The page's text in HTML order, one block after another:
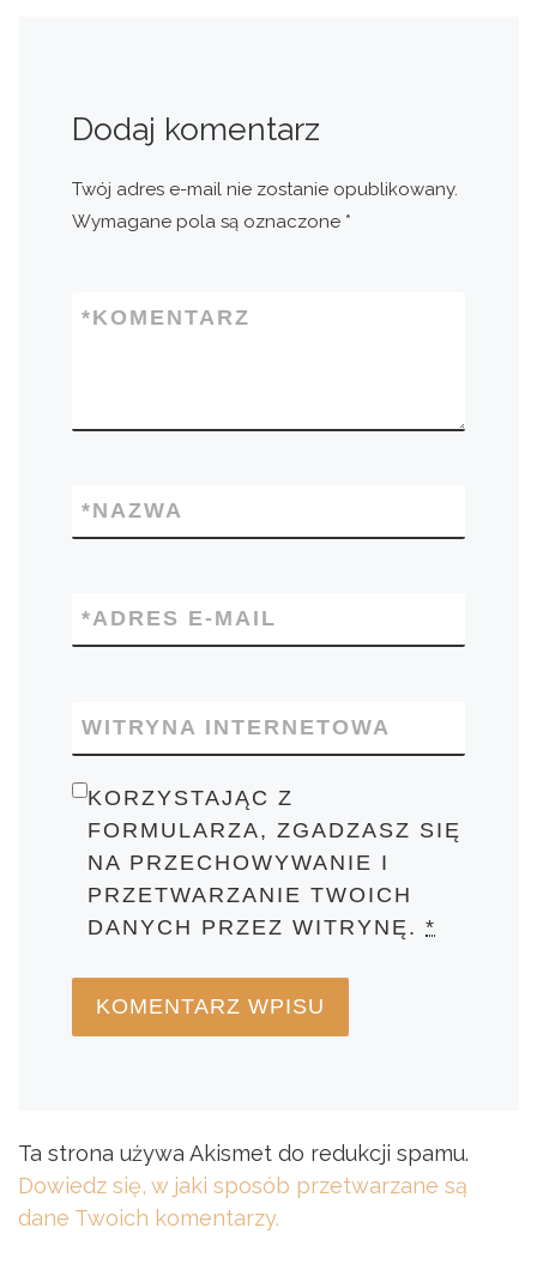
Dodaj komentarz
Twój adres e-mail nie zostanie opublikowany.
Wymagane pola są oznaczone *
KOMENTARZ
*
NAZWA
*
ADRES E-MAIL
*
WITRYNA INTERNETOWA
KORZYSTAJĄC Z
FORMULARZA, ZGADZASZ SIĘ
NA PRZECHOWYWANIE I
PRZETWARZANIE TWOICH
DANYCH PRZEZ WITRYNĘ.*
Ta strona używa Akismet do redukcji spamu.
Dowiedz się, w jaki sposób przetwarzane są
dane Twoich komentarzy.